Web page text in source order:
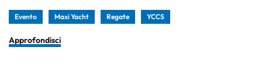
Evento Maxi Yacht Regate YCCS
Approfondisci